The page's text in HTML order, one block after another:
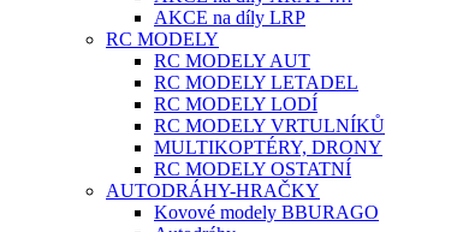
AKCE na díly LRP
RC MODELY
RC MODELY AUT
RC MODELY LETADEL
RC MODELY LODÍ
RC MODELY VRTULNÍKŮ
MULTIKOPTÉRY, DRONY
RC MODELY OSTATNÍ
AUTODRÁHY-HRAČKY
Kovové modely BBURAGO